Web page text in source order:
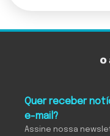
Quer receber
e-mail?
Assine nossa